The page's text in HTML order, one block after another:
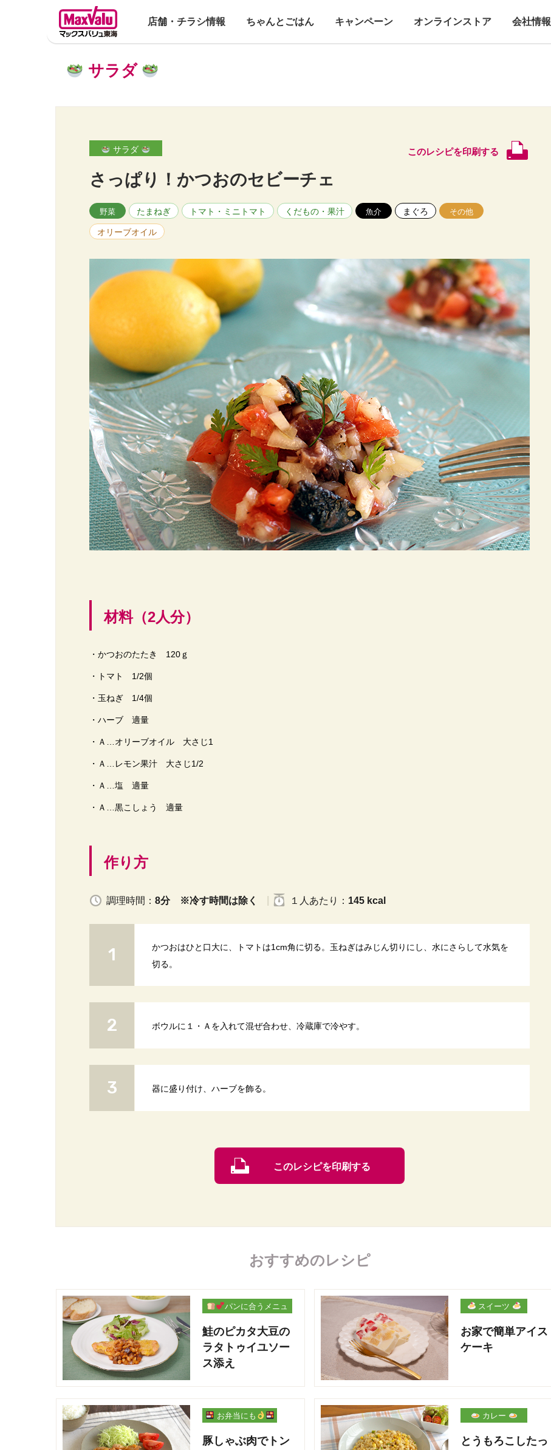
店舗・チラシ情報 ちゃんとごはん キャンペーン オンラインストア 会社情報
サラダ
サラダ このレシピを印刷する
さっぱり！かつおのセビーチェ
野菜 たまねぎ トマト・ミニトマト くだもの・果汁 魚介 まぐろ その他
オリーブオイル
材料（2人分）
・かつおのたたき 120ｇ
・トマト 1/2個
・玉ねぎ 1/4個
・ハーブ 適量
・Ａ…オリーブオイル 大さじ1
・Ａ…レモン果汁 大さじ1/2
・Ａ…塩 適量
・Ａ…黒こしょう 適量
作り方
調理時間： 8分 ※冷す時間は除く １人 あたり ： 145 kcal
かつおはひと口大に、トマトは1cm角に切る。玉ねぎはみじん切りにし、水にさらして水気を
切る。
ボウルに１・Ａを入れて混ぜ合わせ、冷蔵庫で冷やす。
器に盛り付け、ハーブを飾る。
このレシピを印刷する
おすすめのレシピ
パンに合うメニュ
鮭のピカタ大豆の
ラタトゥイユソー
ス添え
スイーツ
お家で簡単アイス
ケーキ
お弁当にも
豚しゃぶ肉でトン
カレー
とうもろこしたっ